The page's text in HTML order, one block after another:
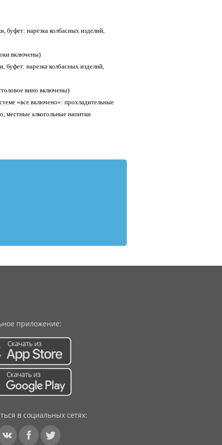
буфет: нарезка колбасных изделий,
включены)
буфет: нарезка колбасных изделий,
вино включены)
«все включено»: прохладительные
местные алкогольные напитки
приложение:
в социальных сетях: